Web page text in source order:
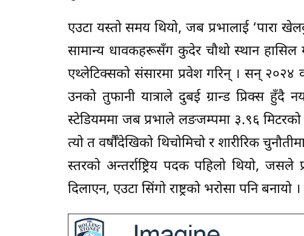
एउटा यस्तो समय थियो, जब प्रभालाई ‘पारा
सामान्य धावकहरूसँग कुदेर चौथो स्थान हासिल
एथ्लेटिक्सको संसारमा प्रवेश गरिन् । सन् २०२४
उनको तुफानी यात्राले दुबई ग्रान्ड प्रिक्स हुँदै
स्टेडियममा जब प्रभाले लङजम्पमा ३.९६
त्यो त वर्षौँदेखिको थिचोमिचो र शारीरिक
स्तरको अन्तर्राष्ट्रिय पदक पहिलो थियो, जसले
दिलाएन, एउटा सिंगो राष्ट्रको भरोसा पनि बनायो ।